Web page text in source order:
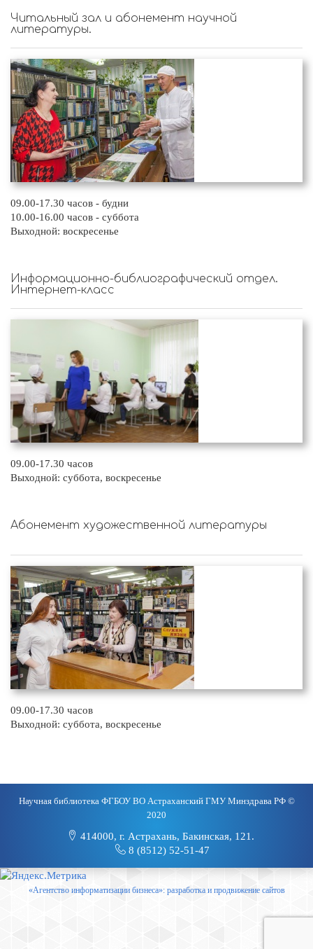
Читальный зал и абонемент научной
литературы.
09.00-17.30 часов - будни
10.00-16.00 часов - суббота
Выходной: воскресенье
Информационно-библиографический отдел.
Интернет-класс
09.00-17.30 часов
Выходной: суббота, воскресенье
Абонемент художественной литературы
09.00-17.30 часов
Выходной: суббота, воскресенье
Научная библиотека ФГБОУ ВО Астраханский ГМУ Минздрава РФ ©
2020
414000, г. Астрахань, Бакинская, 121.
8 (8512) 52-51-47
«Агентство информатизации бизнеса»: разработка и продвижение сайтов